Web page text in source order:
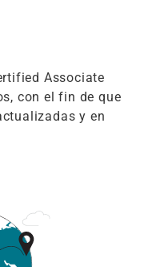
Associate
con el fin de que
y en